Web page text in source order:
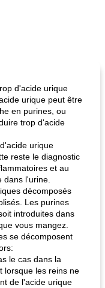
d'acide urique
urique peut être
en purines, ou
trop d'acide
urique
reste le diagnostic
et au
dans l'urine.
décomposés
Les purines
introduites dans
vous mangez.
se décomposent
le cas dans la
lorsque les reins ne
de l'acide urique